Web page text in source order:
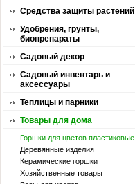
Средства защиты растений
Удобрения, грунты,
биопрепараты
Садовый декор
Садовый инвентарь и
аксессуары
Теплицы и парники
Товары для дома
Горшки для цветов пластиковые
Деревянные изделия
Керамические горшки
Хозяйственные товары